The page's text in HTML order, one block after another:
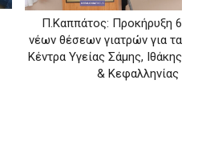
Π.Καππάτος: Προκήρυξη 6
νέων θέσεων γιατρών για τα
Κέντρα Υγείας Σάμης, Ιθάκης
& Κεφαλληνίας